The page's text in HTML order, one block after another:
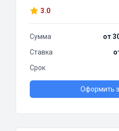
3.0
Сумма
от
Ставка
Срок
Оформить